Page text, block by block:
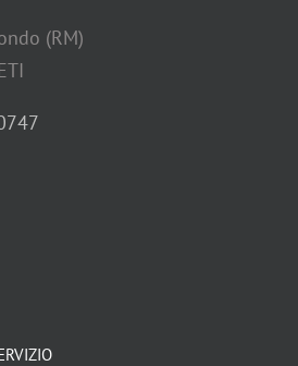
(RM)